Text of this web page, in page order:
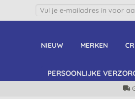
NIEUW MERKEN
PERSOONLIJKE